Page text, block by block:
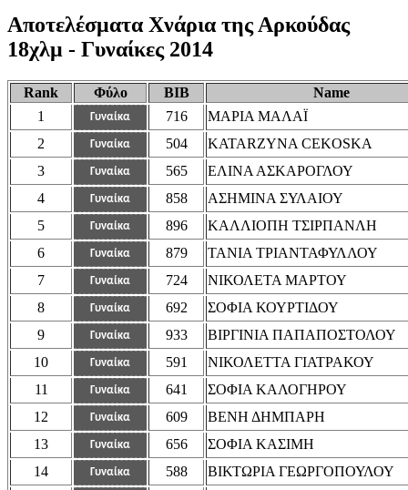
Αποτελέσματα Χνάρια της Αρκούδας
18χλμ - Γυναίκες 2014
Rank Φύλο BIB
Name
1
Γυναίκα 716
ΜΑΡΙΑ ΜΑΛΑΪ
2
Γυναίκα 504
KATARZYNA CEKOSKA
3
Γυναίκα 565
ΕΛΙΝΑ ΑΣΚΑΡΟΓΛΟΥ
4
Γυναίκα 858
ΑΣΗΜΙΝΑ ΣΥΛΑΙΟΥ
5
Γυναίκα 896
ΚΑΛΛΙΟΠΗ ΤΣΙΡΠΑΝΛΗ
6
Γυναίκα 879
ΤΑΝΙΑ ΤΡΙΑΝΤΑΦΥΛΛΟΥ
7
Γυναίκα 724
ΝΙΚΟΛΕΤΑ ΜΑΡΤΟΥ
8
Γυναίκα 692
ΣΟΦΙΑ ΚΟΥΡΤΙΔΟΥ
9
Γυναίκα 933
ΒΙΡΓΙΝΙΑ ΠΑΠΑΠΟΣΤΟΛΟΥ
10
Γυναίκα 591
ΝΙΚΟΛΕΤΤΑ ΓΙΑΤΡΑΚΟΥ
11
Γυναίκα 641
ΣΟΦΙΑ ΚΑΛΟΓΗΡΟΥ
12
Γυναίκα 609
ΒΕΝΗ ΔΗΜΠΑΡΗ
13
Γυναίκα 656
ΣΟΦΙΑ ΚΑΣΙΜΗ
14
Γυναίκα 588
ΒΙΚΤΩΡΙΑ ΓΕΩΡΓΟΠΟΥΛΟΥ